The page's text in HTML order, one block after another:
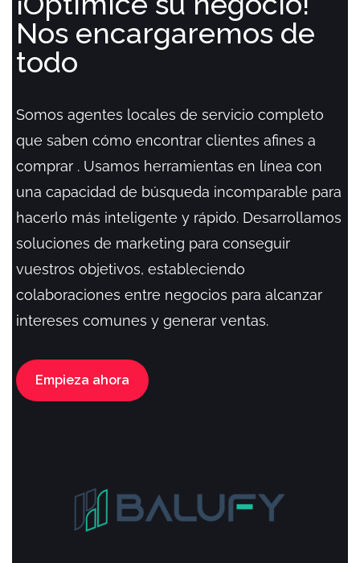
Nos encargaremos de
todo
Somos agentes locales de servicio completo
que saben cómo encontrar clientes afines a
comprar . Usamos herramientas en línea con
una capacidad de búsqueda incomparable para
hacerlo más inteligente y rápido. Desarrollamos
soluciones de marketing para conseguir
vuestros objetivos, estableciendo
colaboraciones entre negocios para alcanzar
intereses comunes y generar ventas.
Empieza ahora